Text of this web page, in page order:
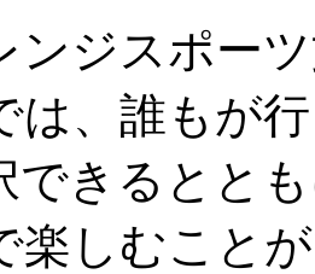
ンジスポー
は、誰もが
できるとと
楽しむこと